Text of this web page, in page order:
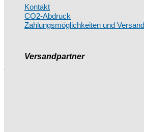
Kontakt
CO2-Abdruck
Zahlungsmöglichkeiten und Versand
Versandpartner